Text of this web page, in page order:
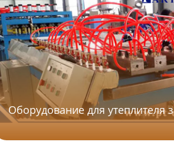
Оборудование для утеплителя